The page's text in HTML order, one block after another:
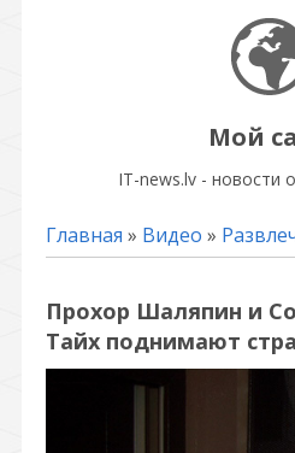
Мой
IT-news.lv - новости
Главная » Видео »
Прохор Шаляпин и
Тайх поднимают